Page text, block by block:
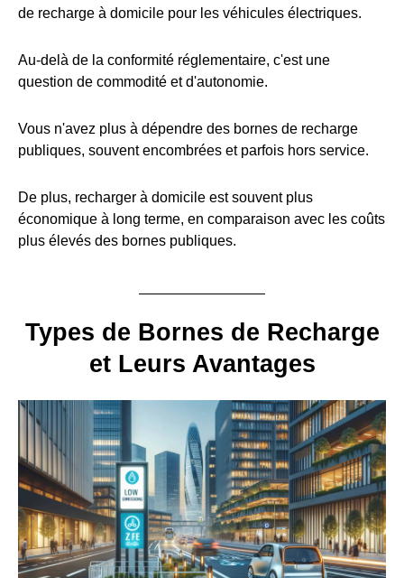
de recharge à domicile pour les véhicules électriques.
Au-delà de la conformité réglementaire, c'est une
question de commodité et d'autonomie.
Vous n'avez plus à dépendre des bornes de recharge
publiques, souvent encombrées et parfois hors service.
De plus, recharger à domicile est souvent plus
économique à long terme, en comparaison avec les coûts
plus élevés des bornes publiques.
Types de Bornes de Recharge
et Leurs Avantages